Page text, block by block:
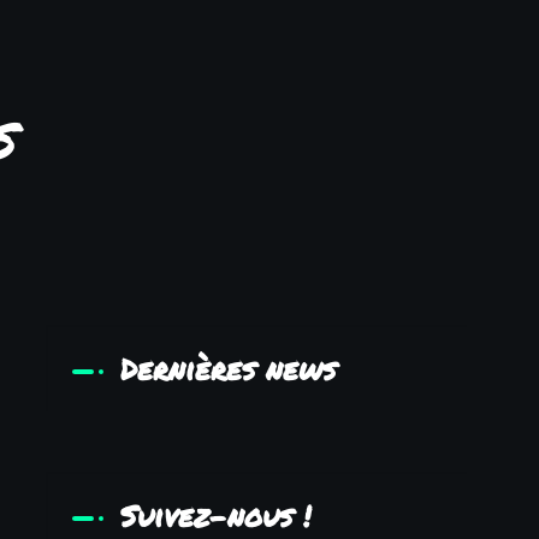
Dernières news
Suivez-nous !